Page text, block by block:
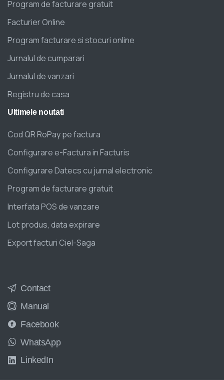
Program de facturare gratuit
Facturier Online
Program facturare si stocuri online
Jurnalul de cumparari
Jurnalul de vanzari
Registru de casa
Ultimele noutati
Cod QR RoPay pe factura
Configurare e-Factura in Facturis
Configurare Datecs cu jurnal electronic
Program de facturare gratuit
Interfata POS de vanzare
Lot produs, data expirare
Export facturi Ciel-Saga
Contact
Manual
Facebook
WhatsApp
LinkedIn